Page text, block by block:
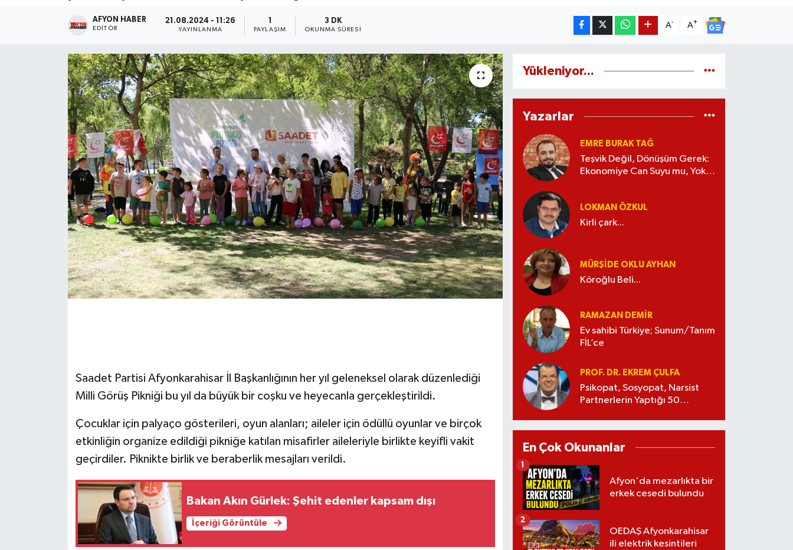
AFYON HABER
EDITÖR
21.08.2024 - 11:26
YAYINLANMA PAYLAŞIM
3 DK
OKUNMA SÜRESI
A- A+
Saadet Partisi Afyonkarahisar İl Başkanlığının her yıl geleneksel olarak düzenlediği
Milli Görüş Pikniği bu yıl da büyük bir coşku ve heyecanla gerçekleştirildi.
Çocuklar için palyaço gösterileri, oyun alanları; aileler için ödüllü oyunlar ve birçok
etkinliğin organize edildiği pikniğe katılan misafirler aileleriyle birlikte keyifli vakit
geçirdiler. Piknikte birlik ve beraberlik mesajları verildi.
Bakan Akın Gürlek: Şehit edenler kapsam dışı
İçeriği Görüntüle
Yükleniyor...
Yazarlar
EMRE BURAK TAĞ
Teşvik Değil, Dönüşüm Gerek:
Ekonomiye Can Suyu mu, Yoksa
LOKMAN ÖZKUL
Kirli çark...
MÜRŞIDE OKLU AYHAN
Köroğlu Beli...
RAMAZAN DEMİR
Ev sahibi Türkiye; Sunum/Tanım
FİL’ce
PROF. DR. EKREM ÇULFA
Psikopat, Sosyopat, Narsist
Partnerlerin Yaptığı 50
En Çok Okunanlar
Afyon'da mezarlıkta bir
erkek cesedi bulundu
1
OEDAŞ Afyonkarahisar
ili elektrik kesintileri
2
Magazin